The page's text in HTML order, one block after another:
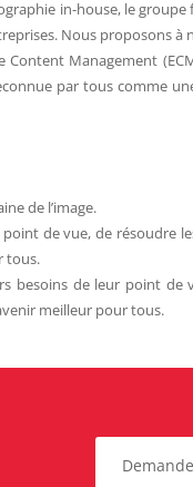
in-house, le
Nous proposons
Management
par tous comme
de l’image.
de vue, de résoudre
tous.
besoins de leur point de
meilleur pour tous.